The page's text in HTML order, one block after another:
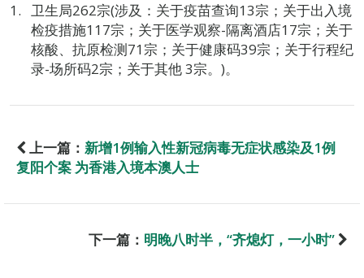
卫生局262宗(涉及：关于疫苗查询13宗；关于出入境
检疫措施117宗；关于医学观察-隔离酒店17宗；关于
核酸、抗原检测71宗；关于健康码39宗；关于行程纪
录-场所码2宗；关于其他 3宗。)。
上一篇： 新增1例输入性新冠病毒无症状感染及1例
复阳个案 为香港入境本澳人士
下一篇： 明晚八时半，“齐熄灯，一小时”